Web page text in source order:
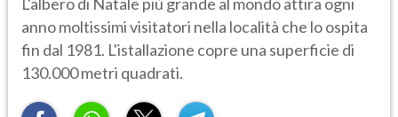
anno moltissimi visitatori nella località che lo ospita
fin dal 1981. L'istallazione copre una superficie di
130.000 metri quadrati.